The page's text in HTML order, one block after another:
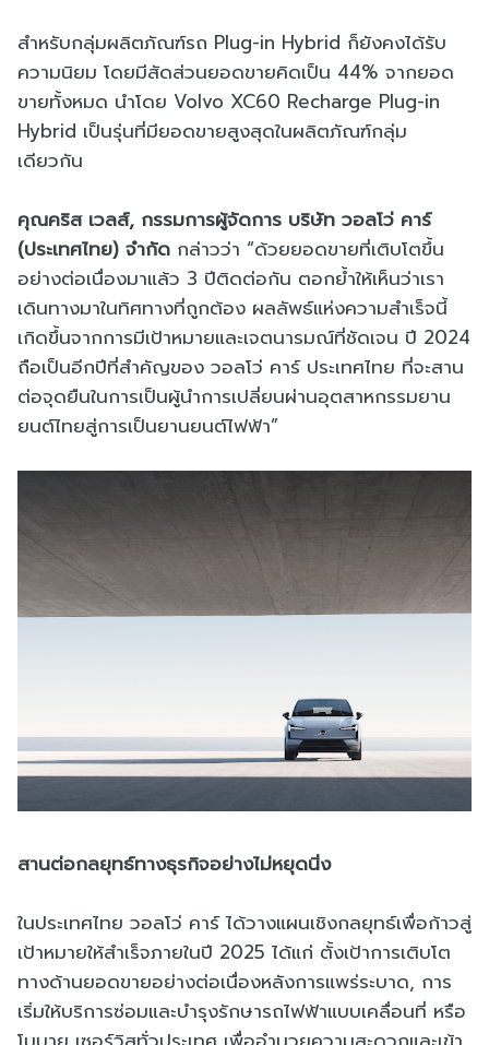
สำหรับกลุ่มผลิตภัณฑ์รถ Plug-in Hybrid ก็ยังคงได้รับ
ความนิยม โดยมีสัดส่วนยอดขายคิดเป็น 44% จากยอด
ขายทั้งหมด นำโดย Volvo XC60 Recharge Plug-in
Hybrid เป็นรุ่นที่มียอดขายสูงสุดในผลิตภัณฑ์กลุ่ม
เดียวกัน
คุณคริส เวลส์, กรรมการผู้จัดการ บริษัท วอลโว่ คาร์
(ประเทศไทย) จำกัด กล่าวว่า “ด้วยยอดขายที่เติบโตขึ้น
อย่างต่อเนื่องมาแล้ว 3 ปีติดต่อกัน ตอกย้ำให้เห็นว่าเรา
เดินทางมาในทิศทางที่ถูกต้อง ผลลัพธ์แห่งความสำเร็จนี้
เกิดขึ้นจากการมีเป้าหมายและเจตนารมณ์ที่ชัดเจน ปี 2024
ถือเป็นอีกปีที่สำคัญของ วอลโว่ คาร์ ประเทศไทย ที่จะสาน
ต่อจุดยืนในการเป็นผู้นำการเปลี่ยนผ่านอุตสาหกรรมยาน
ยนต์ไทยสู่การเป็นยานยนต์ไฟฟ้า”
สานต่อกลยุทธ์ทางธุรกิจอย่างไม่หยุดนิ่ง
ในประเทศไทย วอลโว่ คาร์ ได้วางแผนเชิงกลยุทธ์เพื่อก้าวสู่
เป้าหมายให้สำเร็จภายในปี 2025 ได้แก่ ตั้งเป้าการเติบโต
ทางด้านยอดขายอย่างต่อเนื่องหลังการแพร่ระบาด, การ
เริ่มให้บริการซ่อมและบำรุงรักษารถไฟฟ้าแบบเคลื่อนที่ หรือ